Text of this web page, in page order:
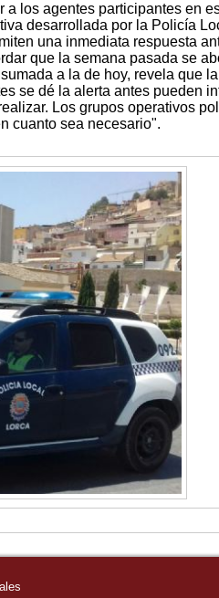
los agentes participantes en
desarrollada por la Policía
una inmediata respuesta
que la semana pasada se
a la de hoy, revela que la
se dé la alerta antes pueden
Los grupos operativos
cuanto sea necesario".